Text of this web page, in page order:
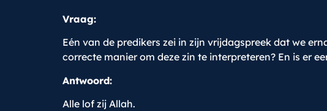
Vraag:
Eén van de predikers zei in zijn vrijdagspreek dat we
correcte manier om deze zin te interpreteren? En is er
Antwoord:
Alle lof zij Allah.